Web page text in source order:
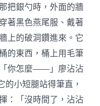
把銀勺時，外面的牆
著黑色燕尾服、戴著
上的破洞鑽進來。它
的東西，桶上用毛筆
你怎麼——」廖沾沾
小短腿站得筆直，
：「沒時間了，沾沾